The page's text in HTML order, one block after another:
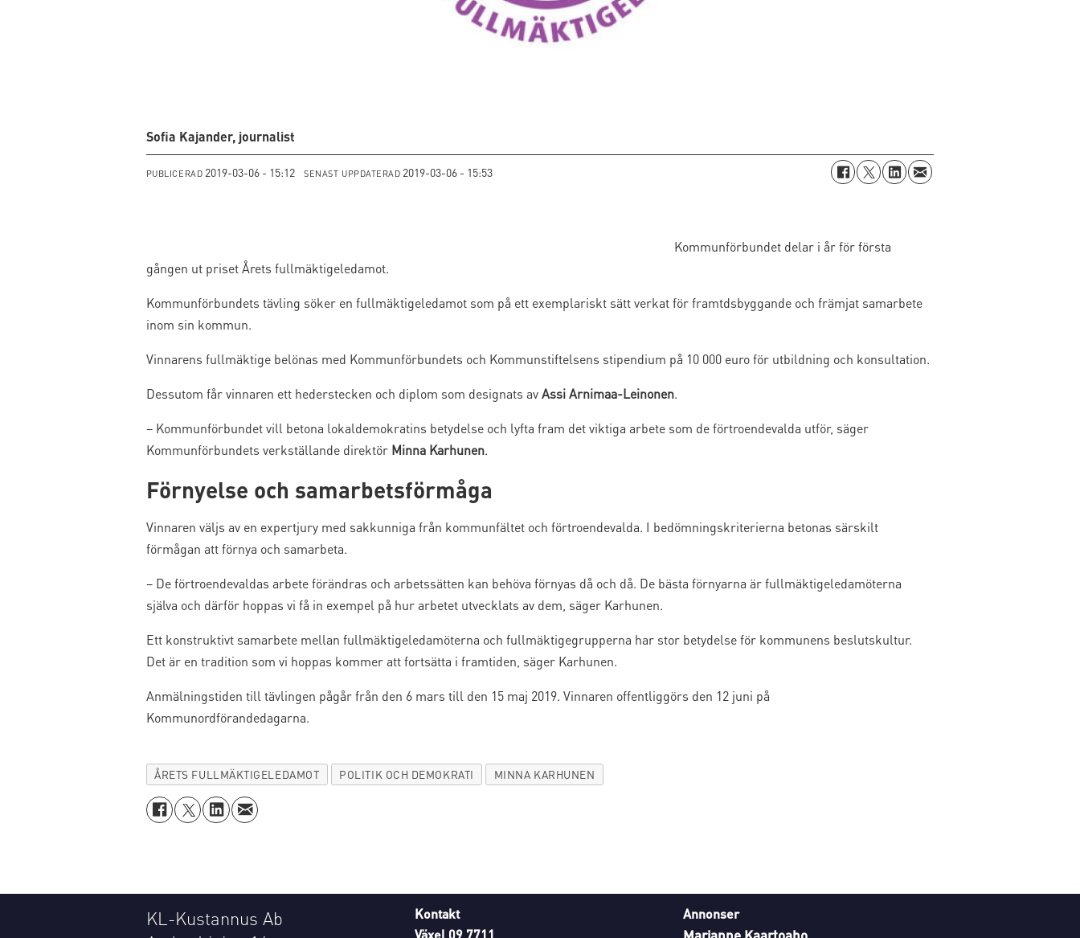
Sofia Kajander, journalist
PUBLICERAD 2019-03-06 - 15:12 SENAST UPPDATERAD 2019-03-06 - 15:53
Kommunförbundet delar i år för första
gången ut priset Årets fullmäktigeledamot.
Kommunförbundets tävling söker en fullmäktigeledamot som på ett exemplariskt sätt verkat för framtdsbyggande och främjat samarbete
inom sin kommun.
Vinnarens fullmäktige belönas med Kommunförbundets och Kommunstiftelsens stipendium på 10 000 euro för utbildning och konsultation.
Dessutom får vinnaren ett hederstecken och diplom som designats avAssi Arnimaa-Leinonen.
– Kommunförbundet vill betona lokaldemokratins betydelse och lyfta fram det viktiga arbete som de förtroendevalda utför, säger
Kommunförbundets verkställande direktör Minna Karhunen.
Förnyelse och samarbetsförmåga
Vinnaren väljs av en expertjury med sakkunniga från kommunfältet och förtroendevalda. I bedömningskriterierna betonas särskilt
förmågan att förnya och samarbeta.
– De förtroendevaldas arbete förändras och arbetssätten kan behöva förnyas då och då. De bästa förnyarna är fullmäktigeledamöterna
själva och därför hoppas vi få in exempel på hur arbetet utvecklats av dem, säger Karhunen.
Ett konstruktivt samarbete mellan fullmäktigeledamöterna och fullmäktigegrupperna har stor betydelse för kommunens beslutskultur.
Det är en tradition som vi hoppas kommer att fortsätta i framtiden, säger Karhunen.
Anmälningstiden till tävlingen pågår från den 6 mars till den 15 maj 2019. Vinnaren offentliggörs den 12 juni på
Kommunordförandedagarna.
ÅRETS FULLMÄKTIGELEDAMOT POLITIK OCH DEMOKRATI MINNA KARHUNEN
KL-Kustannus Ab
Kontakt
Växel 09 7711
Annonser